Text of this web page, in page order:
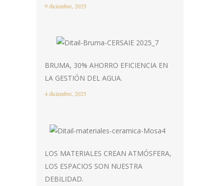
9 diciembre, 2025
BRUMA, 30% AHORRO EFICIENCIA EN
LA GESTIÓN DEL AGUA.
4 diciembre, 2025
LOS MATERIALES CREAN ATMÓSFERA,
LOS ESPACIOS SON NUESTRA
DEBILIDAD.